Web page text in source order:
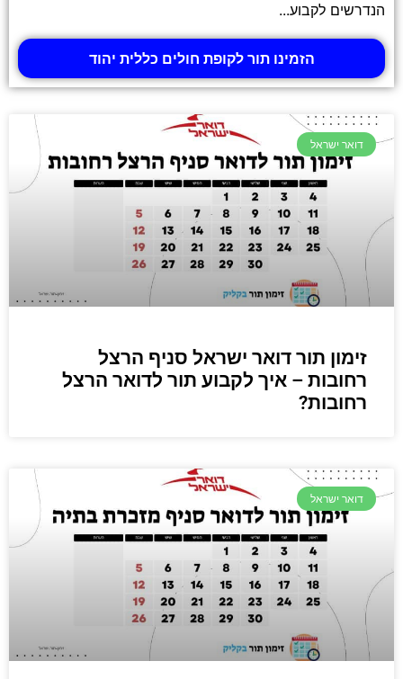
הנדרשים לקבוע...
הזמינו תור לקופת חולים כללית יהוד
דואר ישראל
זימון תור דואר ישראל סניף הרצל
רחובות – איך לקבוע תור לדואר הרצל
רחובות?
דואר ישראל